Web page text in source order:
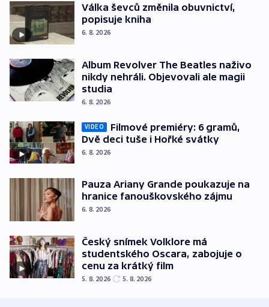
Válka ševců změnila obuvnictví,
popisuje kniha
6. 8. 2026
Album Revolver The Beatles naživo
nikdy nehráli. Objevovali ale magii
studia
6. 8. 2026
VIDEO
Filmové premiéry: 6 gramů,
Dvě deci tuše i Hořké svátky
6. 8. 2026
Pauza Ariany Grande poukazuje na
hranice fanouškovského zájmu
6. 8. 2026
Český snímek Volklore má
studentského Oscara, zabojuje o
cenu za krátký film
5. 8. 2026 5. 8. 2026